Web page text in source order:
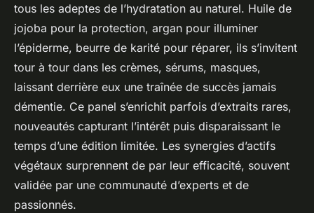
tous les adeptes de l’hydratation au naturel. Huile de
jojoba pour la protection, argan pour illuminer
l’épiderme, beurre de karité pour réparer, ils s’invitent
tour à tour dans les crèmes, sérums, masques,
laissant derrière eux une traînée de succès jamais
démentie. Ce panel s’enrichit parfois d’extraits rares,
nouveautés capturant l’intérêt puis disparaissant le
temps d’une édition limitée. Les synergies d’actifs
végétaux surprennent de par leur efficacité, souvent
validée par une communauté d’experts et de
passionnés.